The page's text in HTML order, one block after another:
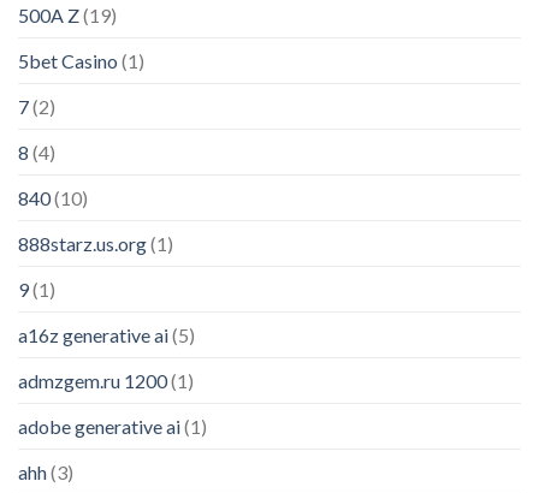
500A Z(19)
5bet Casino (1)
7(2)
8 (4)
840(10)
888starz.us.org(1)
9(1)
a16z generative ai(5)
admzgem.ru 1200(1)
adobe generative ai(1)
ahh(3)